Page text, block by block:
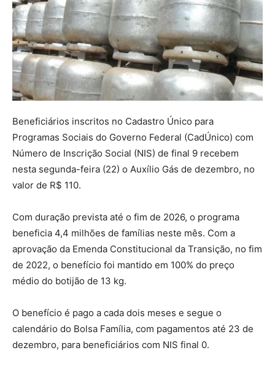
Beneficiários inscritos no Cadastro Único para
Programas Sociais do Governo Federal (CadÚnico) com
Número de Inscrição Social (NIS) de final 9 recebem
nesta segunda-feira (22) o Auxílio Gás de dezembro, no
valor de R$ 110.
Com duração prevista até o fim de 2026, o programa
beneficia 4,4 milhões de famílias neste mês. Com a
aprovação da Emenda Constitucional da Transição, no fim
de 2022, o benefício foi mantido em 100% do preço
médio do botijão de 13 kg.
O benefício é pago a cada dois meses e segue o
calendário do Bolsa Família, com pagamentos até 23 de
dezembro, para beneficiários com NIS final 0.